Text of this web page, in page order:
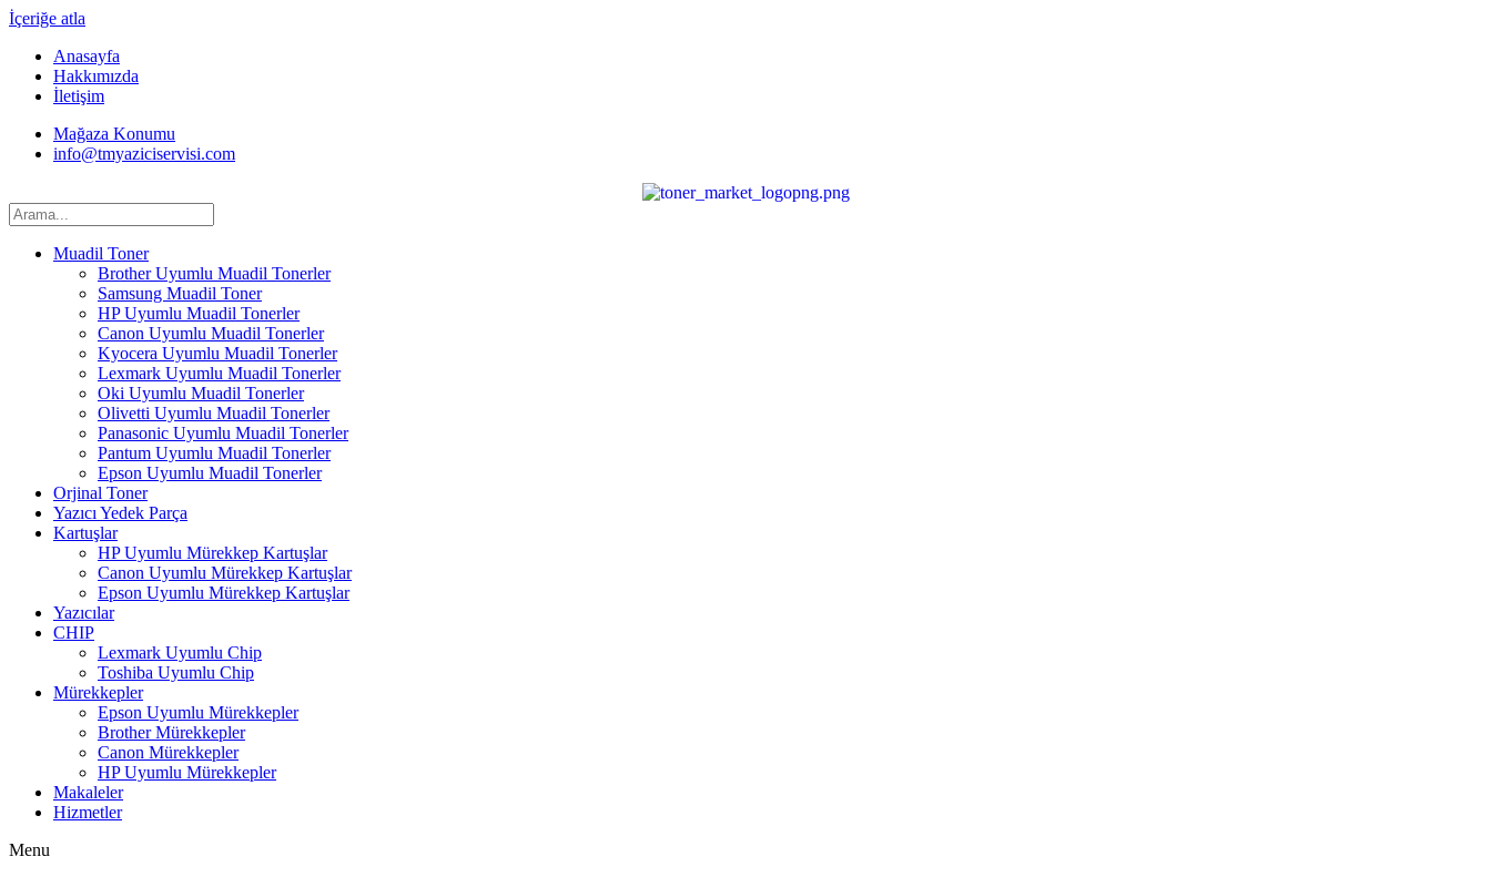
İçeriğe atla
Anasayfa
Hakkımızda
İletişim
Mağaza Konumu
info@tmyaziciservisi.com
Muadil Toner
Brother Uyumlu Muadil Tonerler
Samsung Muadil Toner
HP Uyumlu Muadil Tonerler
Canon Uyumlu Muadil Tonerler
Kyocera Uyumlu Muadil Tonerler
Lexmark Uyumlu Muadil Tonerler
Oki Uyumlu Muadil Tonerler
Olivetti Uyumlu Muadil Tonerler
Panasonic Uyumlu Muadil Tonerler
Pantum Uyumlu Muadil Tonerler
Epson Uyumlu Muadil Tonerler
Orjinal Toner
Yazıcı Yedek Parça
Kartuşlar
HP Uyumlu Mürekkep Kartuşlar
Canon Uyumlu Mürekkep Kartuşlar
Epson Uyumlu Mürekkep Kartuşlar
Yazıcılar
CHIP
Lexmark Uyumlu Chip
Toshiba Uyumlu Chip
Mürekkepler
Epson Uyumlu Mürekkepler
Brother Mürekkepler
Canon Mürekkepler
HP Uyumlu Mürekkepler
Makaleler
Hizmetler
Menu